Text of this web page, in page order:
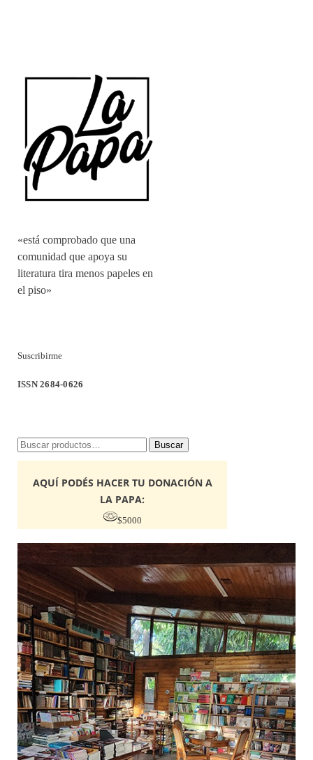
«está comprobado que una
comunidad que apoya su
literatura tira menos papeles en
el piso»
Suscribirme
ISSN 2684-0626
Buscar
por:
Buscar
AQUÍ PODÉS HACER TU DONACIÓN A
LA PAPA:
$5000